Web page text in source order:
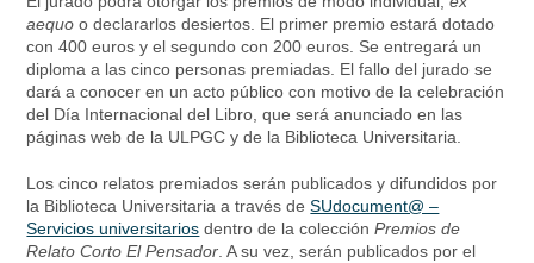
aequo o declararlos desiertos. El primer premio estará dotado
con 400 euros y el segundo con 200 euros. Se entregará un
diploma a las cinco personas premiadas. El fallo del jurado se
dará a conocer en un acto público con motivo de la celebración
del Día Internacional del Libro, que será anunciado en las
páginas web de la ULPGC y de la Biblioteca Universitaria.
Los cinco relatos premiados serán publicados y difundidos por
la Biblioteca Universitaria a través deSUdocument@ –
Servicios universitarios dentro de la colecciónPremios de
Relato Corto El Pensador. A su vez, serán publicados por el